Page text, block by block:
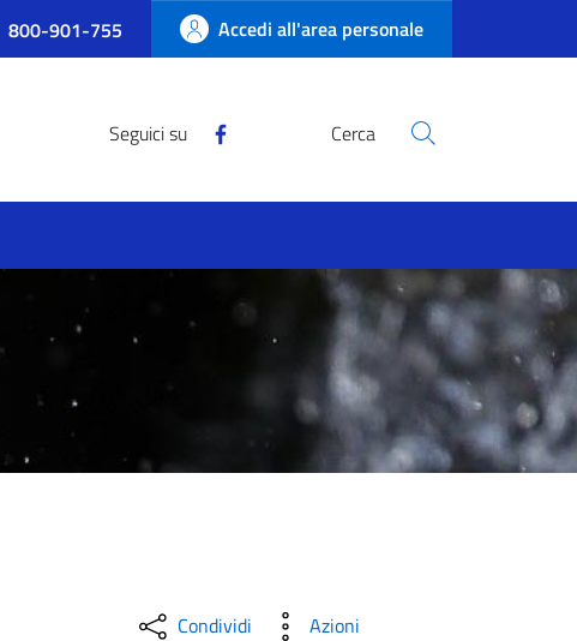
800-901-755 Accedi all'area personale
Seguici su Cerca
Condividi Azioni